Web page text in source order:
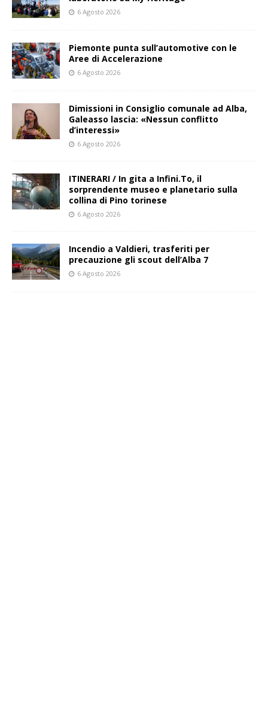
6 Agosto 2026
Piemonte punta sull’automotive con le
Aree di Accelerazione
6 Agosto 2026
Dimissioni in Consiglio comunale ad Alba,
Galeasso lascia: «Nessun conflitto
d’interessi»
6 Agosto 2026
ITINERARI / In gita a Infini.To, il
sorprendente museo e planetario sulla
collina di Pino torinese
6 Agosto 2026
Incendio a Valdieri, trasferiti per
precauzione gli scout dell’Alba 7
6 Agosto 2026